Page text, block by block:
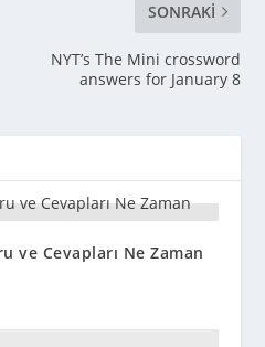
SONRAKI
NYT’s The Mini crossword
answers for January 8
ve Cevapları Ne Zaman